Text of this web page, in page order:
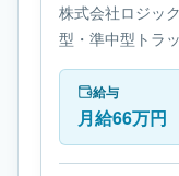
株式会社ロジッ
型・準中型トラ
中型トラックで
す。必要免許は-
給与
月給66万円